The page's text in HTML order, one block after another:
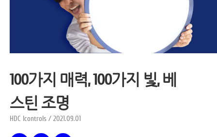
100가지 매력, 100가지 빛, 베
스틴 조명
HDC Icontrols / 2021.09.01